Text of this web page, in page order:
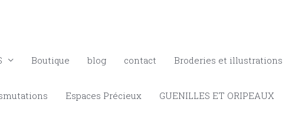
Boutique blog contact Broderies et illustrations
Espaces Précieux GUENILLES ET ORIPEAUX